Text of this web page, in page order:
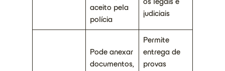
aceito pela
polícia
judiciais
Pode anexar
documentos,
Permite
entrega de
provas